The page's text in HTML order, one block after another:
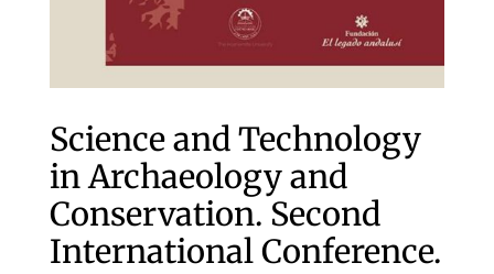
Science and Technology
in Archaeology and
Conservation. Second
International Conference.